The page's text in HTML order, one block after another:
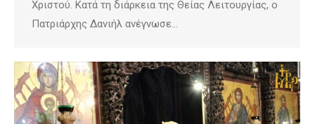
Χριστού. Κατά τη διάρκεια της Θείας Λειτουργίας, ο
Πατριάρχης Δανιήλ ανέγνωσε…